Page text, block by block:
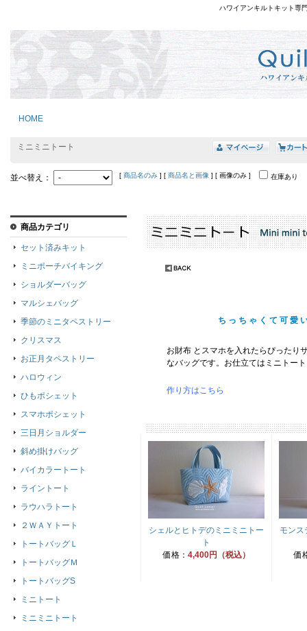
ハワイアンキルトキット専
HOME
ミニミニトート
並べ替え： [ 商品名のみ ] [ 商品名と画像 ] [ 画像のみ ] 在庫あり
ちっちゃくて可愛
お財布 とスマホを入れたらぴったり
なバッグです。お仕立てはミニトー
作り方はこちら
シェルとヒトデのミニミニトー
ト
価格： 4,400円（税込）
モンス
価
商品カテゴリ
セット済みキット
ミニポーチバイキング
ショルダーバッグ
マルシェバッグ
季節のミニタペストリー
クリスマス
お正月タペストリー
ハロウィン
ひもポシェット
スマホポシェット
三日月ショルダー
斜め掛けバッグ
バイカラートート
ライントート
ラウハラトート
２ＷＡＹトート
トートバッグＬ
トートバッグＭ
トートバッグS
ミニトート
ミニミニトート